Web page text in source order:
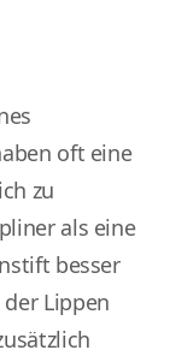
oft eine
zu
als eine
besser
Lippen